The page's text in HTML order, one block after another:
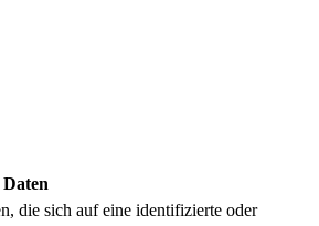
Daten
die sich auf eine identifizierte oder